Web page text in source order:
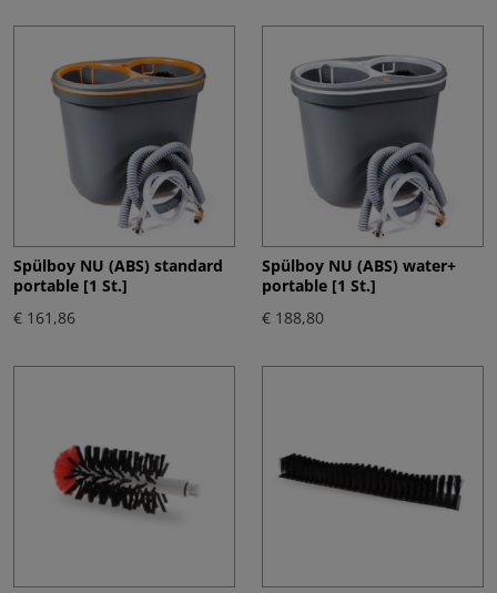
Spülboy NU (ABS) standard
portable [1 St.]
€ 161,86
Spülboy NU (ABS) water+
portable [1 St.]
€ 188,80